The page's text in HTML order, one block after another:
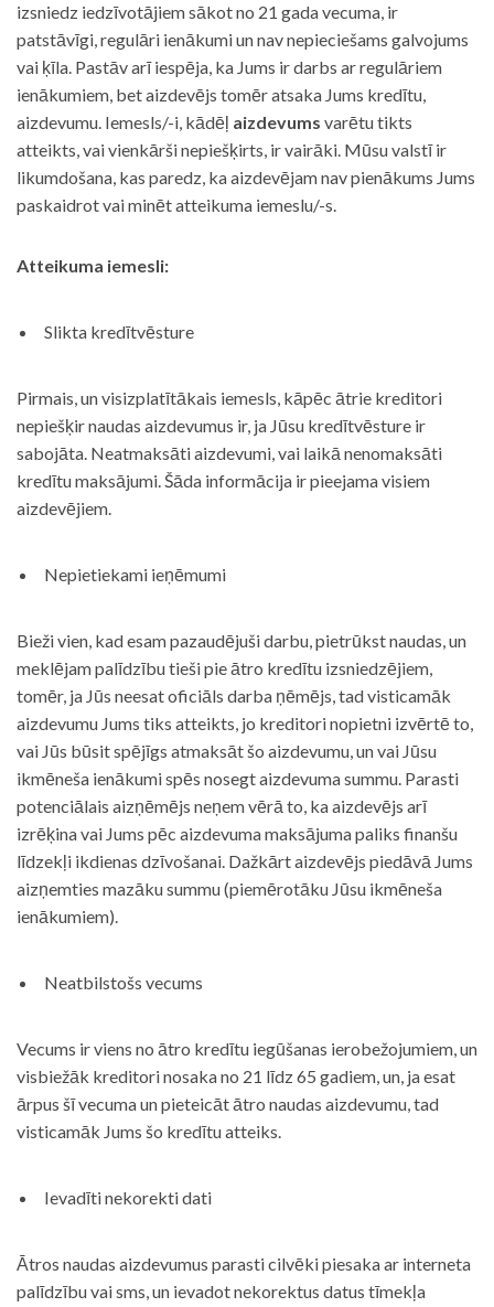
izsniedz iedzīvotājiem sākot no 21 gada vecuma, ir
patstāvīgi, regulāri ienākumi un nav nepieciešams galvojums
vai ķīla. Pastāv arī iespēja, ka Jums ir darbs ar regulāriem
ienākumiem, bet aizdevējs tomēr atsaka Jums kredītu,
aizdevumu. Iemesls/-i, kādēļ aizdevums varētu tikts
atteikts, vai vienkārši nepiešķirts, ir vairāki. Mūsu valstī ir
likumdošana, kas paredz, ka aizdevējam nav pienākums Jums
paskaidrot vai minēt atteikuma iemeslu/-s.
Atteikuma iemesli:
Slikta kredītvēsture
Pirmais, un visizplatītākais iemesls, kāpēc ātrie kreditori
nepiešķir naudas aizdevumus ir, ja Jūsu kredītvēsture ir
sabojāta. Neatmaksāti aizdevumi, vai laikā nenomaksāti
kredītu maksājumi. Šāda informācija ir pieejama visiem
aizdevējiem.
Nepietiekami ieņēmumi
Bieži vien, kad esam pazaudējuši darbu, pietrūkst naudas, un
meklējam palīdzību tieši pie ātro kredītu izsniedzējiem,
tomēr, ja Jūs neesat oficiāls darba ņēmējs, tad visticamāk
aizdevumu Jums tiks atteikts, jo kreditori nopietni izvērtē to,
vai Jūs būsit spējīgs atmaksāt šo aizdevumu, un vai Jūsu
ikmēneša ienākumi spēs nosegt aizdevuma summu. Parasti
potenciālais aizņēmējs neņem vērā to, ka aizdevējs arī
izrēķina vai Jums pēc aizdevuma maksājuma paliks finanšu
līdzekļi ikdienas dzīvošanai. Dažkārt aizdevējs piedāvā Jums
aizņemties mazāku summu (piemērotāku Jūsu ikmēneša
ienākumiem).
Neatbilstošs vecums
Vecums ir viens no ātro kredītu iegūšanas ierobežojumiem, un
visbiežāk kreditori nosaka no 21 līdz 65 gadiem, un, ja esat
ārpus šī vecuma un pieteicāt ātro naudas aizdevumu, tad
visticamāk Jums šo kredītu atteiks.
Ievadīti nekorekti dati
Ātros naudas aizdevumus parasti cilvēki piesaka ar interneta
palīdzību vai sms, un ievadot nekorektus datus tīmekļa